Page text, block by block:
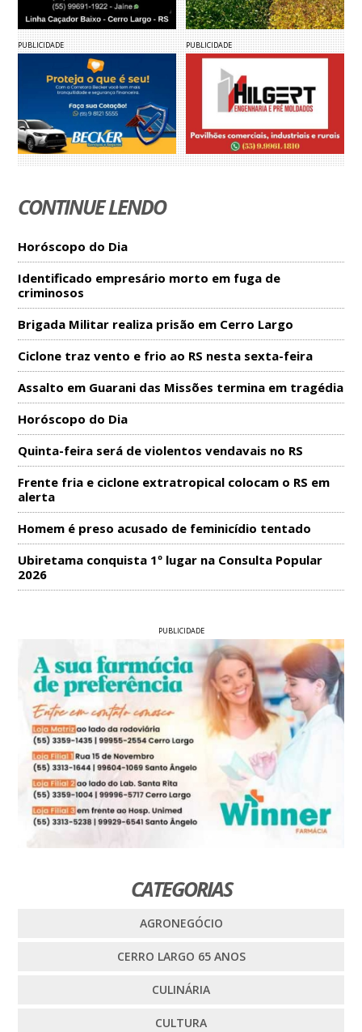
PUBLICIDADE PUBLICIDADE
CONTINUE LENDO
Horóscopo do Dia
Identificado empresário morto em fuga de
criminosos
Brigada Militar realiza prisão em Cerro Largo
Ciclone traz vento e frio ao RS nesta sexta-feira
Assalto em Guarani das Missões termina em tragédia
Horóscopo do Dia
Quinta-feira será de violentos vendavais no RS
Frente fria e ciclone extratropical colocam o RS em
alerta
Homem é preso acusado de feminicídio tentado
Ubiretama conquista 1º lugar na Consulta Popular
2026
PUBLICIDADE
CATEGORIAS
AGRONEGÓCIO
CERRO LARGO 65 ANOS
CULINÁRIA
CULTURA